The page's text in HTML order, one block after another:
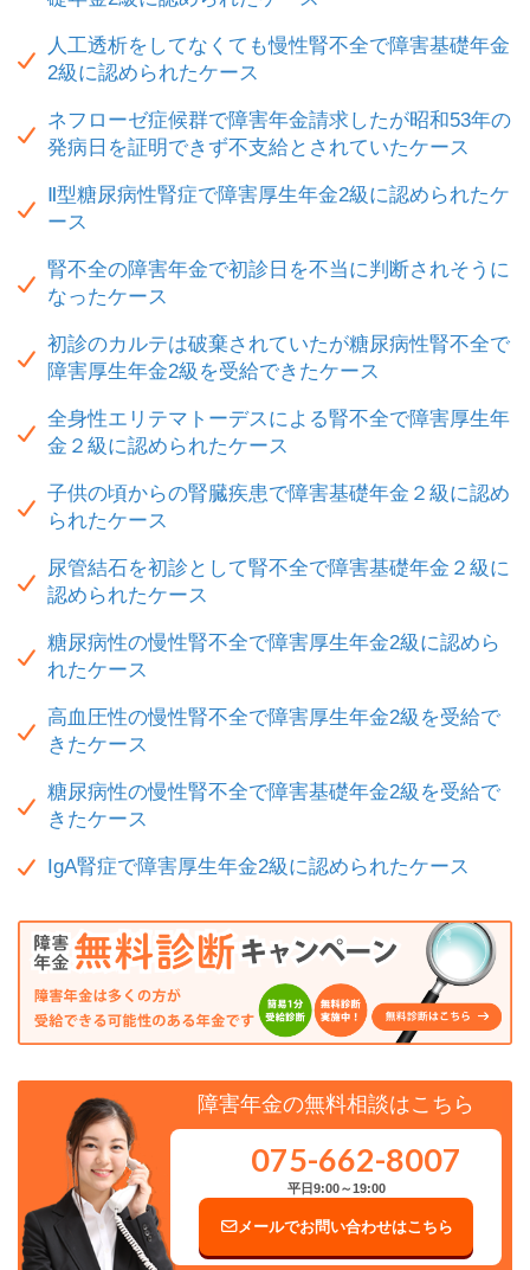
人工透析をしてなくても慢性腎不全で障害基礎年金
2級に認められたケース
ネフローゼ症候群で障害年金請求したが昭和53年の
発病日を証明できず不支給とされていたケース
Ⅱ型糖尿病性腎症で障害厚生年金2級に認められたケ
ース
腎不全の障害年金で初診日を不当に判断されそうに
なったケース
初診のカルテは破棄されていたが糖尿病性腎不全で
障害厚生年金2級を受給できたケース
全身性エリテマトーデスによる腎不全で障害厚生年
金２級に認められたケース
子供の頃からの腎臓疾患で障害基礎年金２級に認め
られたケース
尿管結石を初診として腎不全で障害基礎年金２級に
認められたケース
糖尿病性の慢性腎不全で障害厚生年金2級に認めら
れたケース
高血圧性の慢性腎不全で障害厚生年金2級を受給で
きたケース
糖尿病性の慢性腎不全で障害基礎年金2級を受給で
きたケース
IgA腎症で障害厚生年金2級に認められたケース
障害年金の無料相談はこちら
075-662-8007
平日9:00～19:00
メールでお問い合わせはこちら